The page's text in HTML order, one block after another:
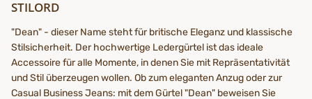
STILORD
"Dean" - dieser Name steht für britische Eleganz und klassische
Stilsicherheit. Der hochwertige Ledergürtel ist das ideale
Accessoire für alle Momente, in denen Sie mit Repräsentativität
und Stil überzeugen wollen. Ob zum eleganten Anzug oder zur
Casual Business Jeans: mit dem Gürtel "Dean" beweisen Sie